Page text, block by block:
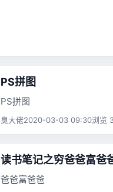
PS拼图
PS拼图
臭大佬2020-03-03 09:30浏览
读书笔记之穷爸爸富爸
爸爸富爸爸